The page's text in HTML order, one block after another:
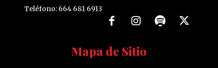
Teléfono: 664 681 6913
Mapa de Sitio